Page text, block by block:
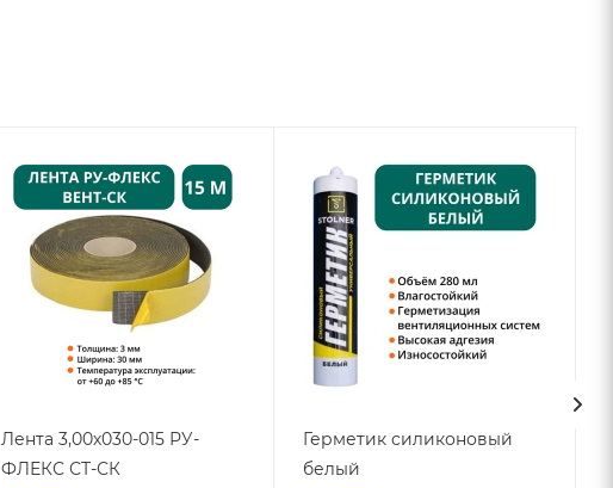
Лента 3,00х030-015 РУ-
ФЛЕКС СТ-СК
Герметик силиконовый
белый